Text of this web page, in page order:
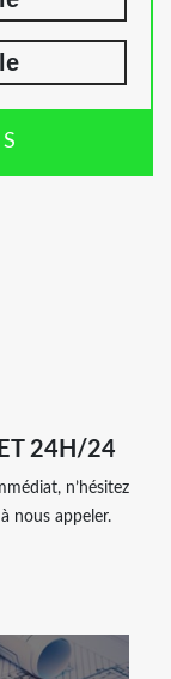
24H/24
n’hésitez
nous appeler.